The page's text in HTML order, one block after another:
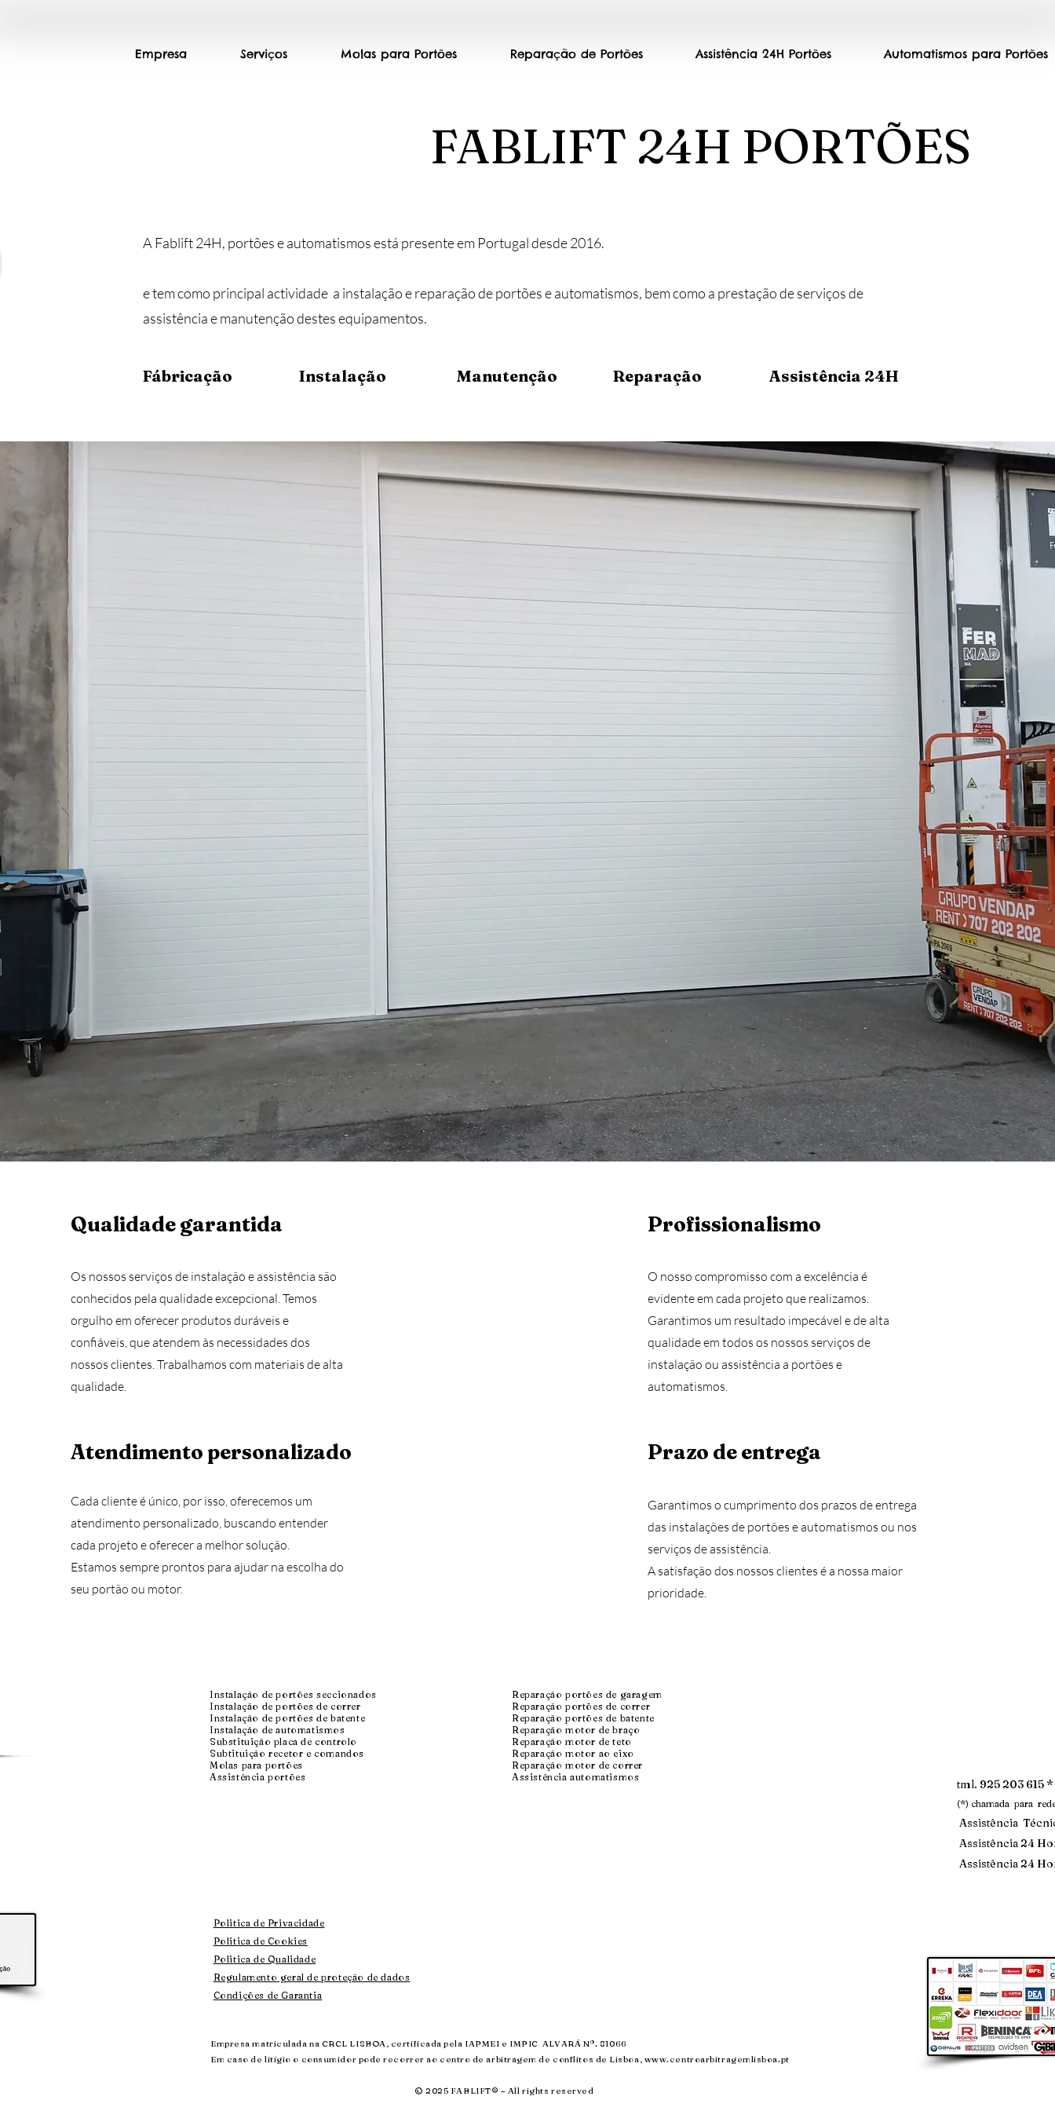
Empresa Serviços Molas para Portões Reparação de Portões Assistência 24H Portões Automatismos para Portões
FABLIFT 24H PORTÕES
A Fablift 24H, portões e automatismos está presente em Portugal desde 2016.
e tem como principal actividade a instalação e reparação de portões e automatismos, bem como a prestação de serviços de
assistência e manutenção destes equipamentos.
Fábricação Instalação Manutenção Reparação Assistência 24H
Qualidade garantida
Os nossos serviços de instalação e assistência são
conhecidos pela qualidade excepcional. Temos
orgulho em oferecer produtos duráveis e
confiáveis, que atendem às necessidades dos
nossos clientes. Trabalhamos com materiais de alta
qualidade.
Atendimento personalizado
Cada cliente é único, por isso, oferecemos um
atendimento personalizado, buscando entender
cada projeto e oferecer a melhor solução.
Estamos sempre prontos para ajudar na escolha do
seu portão ou motor.
Profissionalismo
O nosso compromisso com a excelência é
evidente em cada projeto que realizamos.
Garantimos um resultado impecável e de alta
qualidade em todos os nossos serviços de
instalação ou assistência a portões e
automatismos.
Prazo de entrega
Garantimos o cumprimento dos prazos de entrega
das instalações de portões e automatismos ou nos
serviços de assistência.
A satisfação dos nossos clientes é a nossa maior
prioridade.
Instalação de portões seccionados
Instalação de portões de correr
Instalação de portões de batente
Instalação de automatismos
Substituição placa de controlo
Subtituição recetor e comandos
Molas para portões
Assistência portões
Reparação portões de garagem
Reparação portões de correr
Reparação portões de batente
Reparação motor de braço
Reparação motor de teto
Reparação motor ao eixo
Reparação motor de correr
Assistência automatismos
Politica de Privacidade
Politica de Cookies
Politica de Qualidade
Regulamento geral de proteção de dados
Condições de Garantia
Empresa matriculada na CRCL LISBOA, certificada pela IAPMEI e IMPIC ALVARÁ Nº. 81066
Em caso de litígio o consumidor pode recorrer ao centro de arbitragem de conflitos de Lisboa, www.centroarbitragemlisboa.pt
© 2025 FABLIFT® – All rights reserved
tml. 925 203 615 *
(*) chamada para
Assistência
Assistência 24
Assistência 24